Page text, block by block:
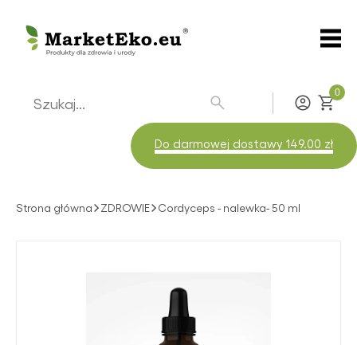
Zaloguj
0
Do darmowej dostawy 149.00 zł
Strona główna ZDROWIE Cordyceps - nalewka- 50 ml